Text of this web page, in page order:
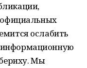
официальных
ослабить
Мы